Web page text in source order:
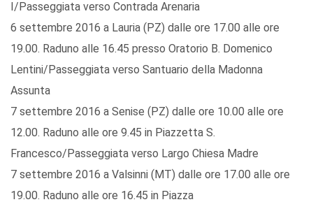
I/Passeggiata verso Contrada Arenaria
6 settembre 2016 a Lauria (PZ) dalle ore 17.00 alle ore
19.00. Raduno alle 16.45 presso Oratorio B. Domenico
Lentini/Passeggiata verso Santuario della Madonna
Assunta
7 settembre 2016 a Senise (PZ) dalle ore 10.00 alle ore
12.00. Raduno alle ore 9.45 in Piazzetta S.
Francesco/Passeggiata verso Largo Chiesa Madre
7 settembre 2016 a Valsinni (MT) dalle ore 17.00 alle ore
19.00. Raduno alle ore 16.45 in Piazza